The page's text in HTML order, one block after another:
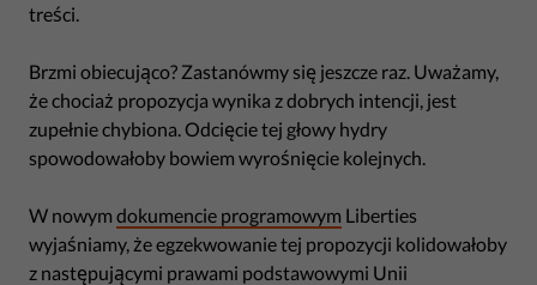
treści.
Brzmi obiecująco? Zastanówmy się jeszcze raz. Uważamy,
że chociaż propozycja wynika z dobrych intencji, jest
zupełnie chybiona. Odcięcie tej głowy hydry
spowodowałoby bowiem wyrośnięcie kolejnych.
W nowym dokumencie programowym Liberties
wyjaśniamy, że egzekwowanie tej propozycji kolidowałoby
z następującymi prawami podstawowymi Unii